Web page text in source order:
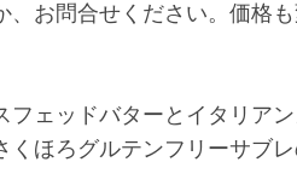
お問合せください。価格も
ェッドバターとイタリア
ほろグルテンフリーサブ